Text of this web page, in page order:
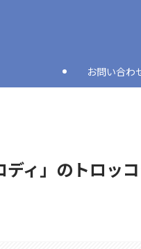
お問い合わ
ディ」のトロッ